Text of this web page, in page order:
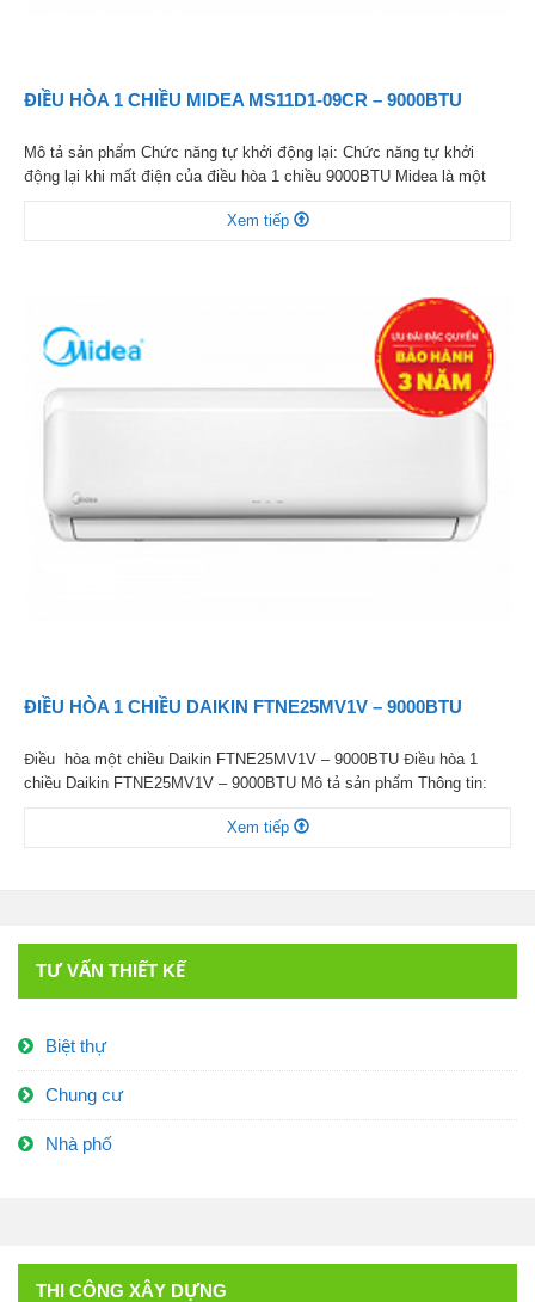
ĐIỀU HÒA 1 CHIỀU MIDEA MS11D1-09CR – 9000BTU
Mô tả sản phẩm Chức năng tự khởi động lại: Chức năng tự khởi
động lại khi mất điện của điều hòa 1 chiều 9000BTU Midea là một
nguồn điện được phục hồi sau khi mất. Với chế độ ưu việt […]
Xem tiếp
ĐIỀU HÒA 1 CHIỀU DAIKIN FTNE25MV1V – 9000BTU
Điều hòa một chiều Daikin FTNE25MV1V – 9000BTU Điều hòa 1
chiều Daikin FTNE25MV1V – 9000BTU Mô tả sản phẩm Thông tin:
sang trọng Điều hòa Daikin FTNE25MV1V có thiết kế màu trắng hạnh
Xem tiếp
TƯ VẤN THIẾT KẾ
Biệt thự
Chung cư
Nhà phố
THI CÔNG XÂY DỰNG